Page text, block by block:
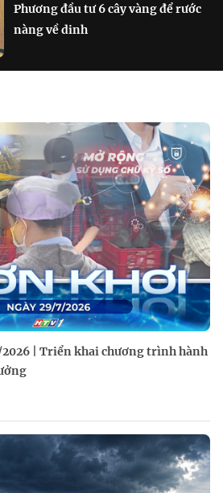
Phương đầu tư 6 cây vàng để rước
nàng về dinh
| Triển khai chương trình hành